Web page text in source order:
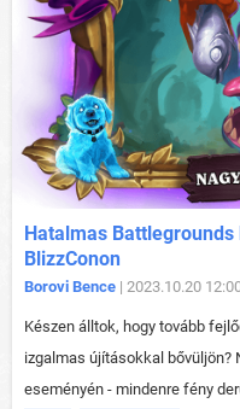
Hatalmas
BlizzConon
Borovi Bence | 2023.10.20
Készen álltok, hogy tovább
izgalmas újításokkal bővüljön?
eseményén - mindenre fény